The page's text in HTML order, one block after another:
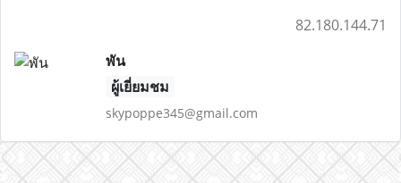
82.180.144.71
พัน
ผู้เยี่ยมชม
skypoppe345@gmail.com